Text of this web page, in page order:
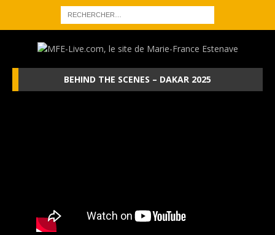
BEHIND THE SCENES – DAKAR 2025